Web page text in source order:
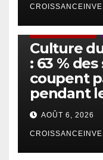
Culture
: 63 %
coupent
pendant
AOÛT 6, 2026